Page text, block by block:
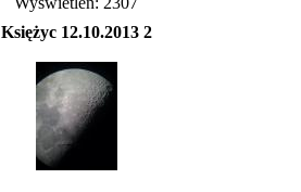
Księżyc 12.10.2013 2